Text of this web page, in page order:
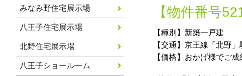
みなみ野住宅展示場
八王子住宅展示場
北野住宅展示場
八王子ショールーム
【物件番号
【種別】新築一戸建
【交通】京王線「北野
【価格】おかげ様でご成